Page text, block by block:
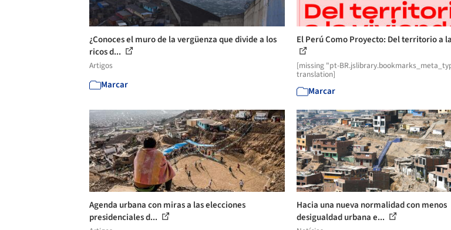
¿Conoces el muro de la vergüenza que divide a los
ricos d...
Artigos
Marcar
El Perú Como Proyecto: Del territorio a
[missing "pt-
translation]
Marcar
Agenda urbana con miras a las elecciones
presidenciales d...
Hacia una nueva normalidad con menos
desigualdad urbana e...